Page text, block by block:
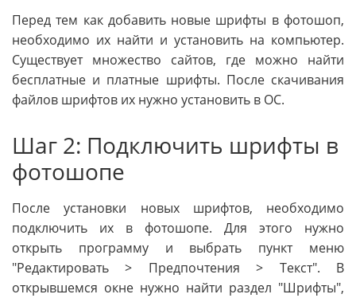
Перед тем как добавить новые шрифты в фотошоп,
необходимо их найти и установить на компьютер.
Существует множество сайтов, где можно найти
бесплатные и платные шрифты. После скачивания
файлов шрифтов их нужно установить в ОС.
Шаг 2: Подключить шрифты в
фотошопе
После установки новых шрифтов, необходимо
подключить их в фотошопе. Для этого нужно
открыть программу и выбрать пункт меню
"Редактировать > Предпочтения > Текст". В
открывшемся окне нужно найти раздел "Шрифты",